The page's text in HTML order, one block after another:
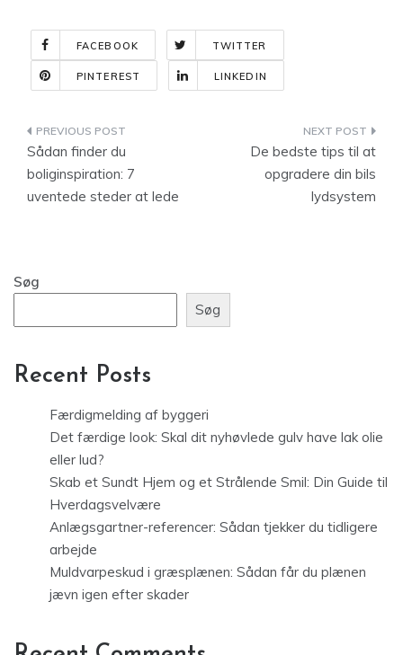
FACEBOOK TWITTER
PINTEREST LINKEDIN
Indlægsnavigation
Sådan finder du
boliginspiration: 7
uventede steder at lede
De bedste tips til at
opgradere din bils
lydsystem
Søg
Søg
Recent Posts
Færdigmelding af byggeri
Det færdige look: Skal dit nyhøvlede gulv have lak olie
eller lud?
Skab et Sundt Hjem og et Strålende Smil: Din Guide til
Hverdagsvelvære
Anlægsgartner-referencer: Sådan tjekker du tidligere
arbejde
Muldvarpeskud i græsplænen: Sådan får du plænen
jævn igen efter skader